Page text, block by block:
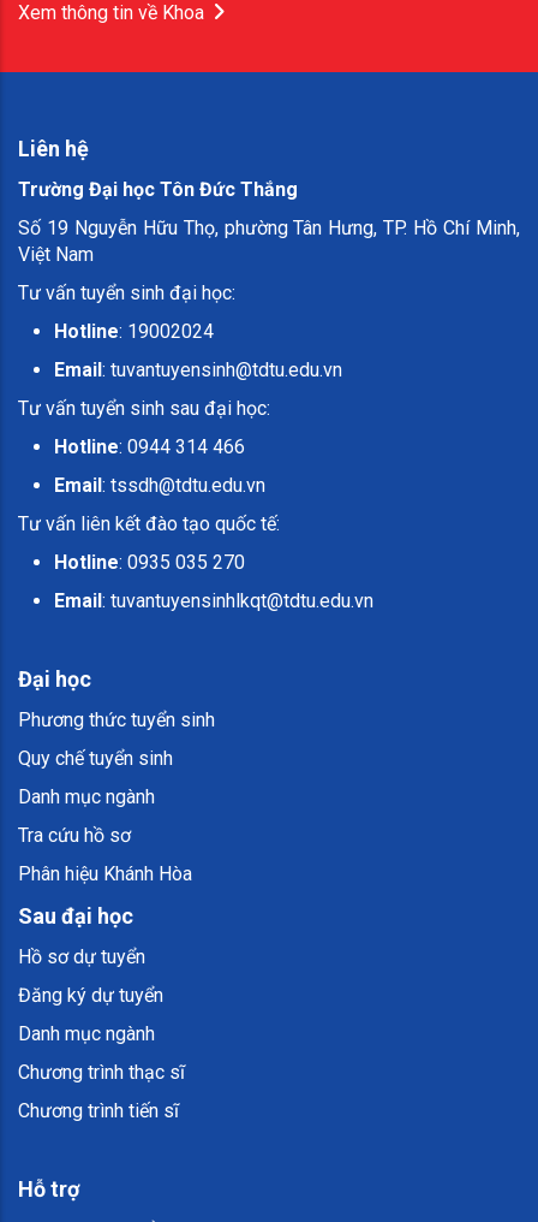
Xem thông tin về Khoa
Liên hệ
Trường Đại học Tôn Đức Thắng
Số 19 Nguyễn Hữu Thọ, phường Tân Hưng, TP. Hồ Chí Minh,
Việt Nam
Tư vấn tuyển sinh đại học:
Hotline: 19002024
Email : tuvantuyensinh@tdtu.edu.vn
Tư vấn tuyển sinh sau đại học:
Hotline: 0944 314 466
Email : tssdh@tdtu.edu.vn
Tư vấn liên kết đào tạo quốc tế:
Hotline: 0935 035 270
Email : tuvantuyensinhlkqt@tdtu.edu.vn
Đại học
Phương thức tuyển sinh
Quy chế tuyển sinh
Danh mục ngành
Tra cứu hồ sơ
Phân hiệu Khánh Hòa
Sau đại học
Hồ sơ dự tuyển
Đăng ký dự tuyển
Danh mục ngành
Chương trình thạc sĩ
Chương trình tiến sĩ
Hỗ trợ